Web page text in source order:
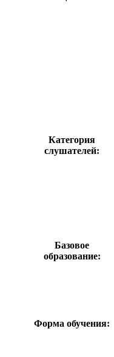
Категория
слушателей:
Базовое
образование:
Форма обучения: